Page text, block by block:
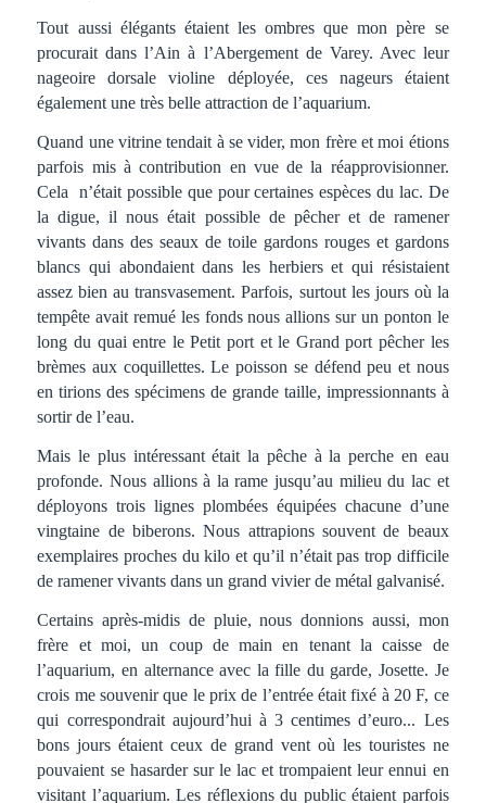
Tout aussi élégants étaient les ombres que mon père se
procurait dans l’Ain à l’Abergement de Varey. Avec leur
nageoire dorsale violine déployée, ces nageurs étaient
également une très belle attraction de l’aquarium.
Quand une vitrine tendait à se vider, mon frère et moi étions
parfois mis à contribution en vue de la réapprovisionner.
Cela n’était possible que pour certaines espèces du lac. De
la digue, il nous était possible de pêcher et de ramener
vivants dans des seaux de toile gardons rouges et gardons
blancs qui abondaient dans les herbiers et qui résistaient
assez bien au transvasement. Parfois, surtout les jours où la
tempête avait remué les fonds nous allions sur un ponton le
long du quai entre le Petit port et le Grand port pêcher les
brèmes aux coquillettes. Le poisson se défend peu et nous
en tirions des spécimens de grande taille, impressionnants à
sortir de l’eau.
Mais le plus intéressant était la pêche à la perche en eau
profonde. Nous allions à la rame jusqu’au milieu du lac et
déployons trois lignes plombées équipées chacune d’une
vingtaine de biberons. Nous attrapions souvent de beaux
exemplaires proches du kilo et qu’il n’était pas trop difficile
de ramener vivants dans un grand vivier de métal galvanisé.
Certains après-midis de pluie, nous donnions aussi, mon
frère et moi, un coup de main en tenant la caisse de
l’aquarium, en alternance avec la fille du garde, Josette. Je
crois me souvenir que le prix de l’entrée était fixé à 20 F, ce
qui correspondrait aujourd’hui à 3 centimes d’euro... Les
bons jours étaient ceux de grand vent où les touristes ne
pouvaient se hasarder sur le lac et trompaient leur ennui en
visitant l’aquarium. Les réflexions du public étaient parfois